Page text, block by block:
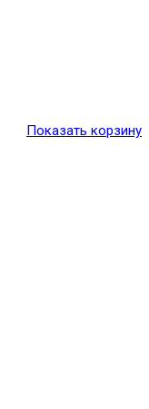
Показать корзину